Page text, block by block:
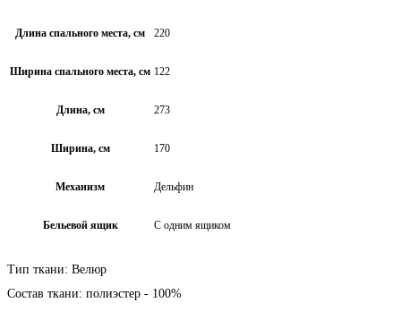
Длина спального места, см 220
Ширина спального места, см 122
Длина, см 273
Ширина, см 170
Механизм Дельфин
Бельевой ящик С одним ящиком
Тип ткани: Велюр
Состав ткани: полиэстер - 100%